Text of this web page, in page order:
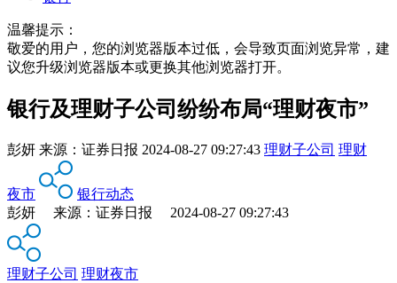
温馨提示：
敬爱的用户，您的浏览器版本过低，会导致页面浏览异常，建
议您升级浏览器版本或更换其他浏览器打开。
银行及理财子公司纷纷布局“理财夜市”
彭妍 来源： 证券日报 2024-08-27 09:27:43 理财子公司 理财
夜市
银行动态
彭妍 来源：证券日报 2024-08-27 09:27:43
理财子公司 理财夜市